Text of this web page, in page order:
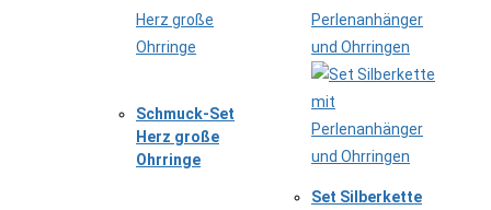
Schmuck-Set
Herz große
Ohrringe
Set Silberkette